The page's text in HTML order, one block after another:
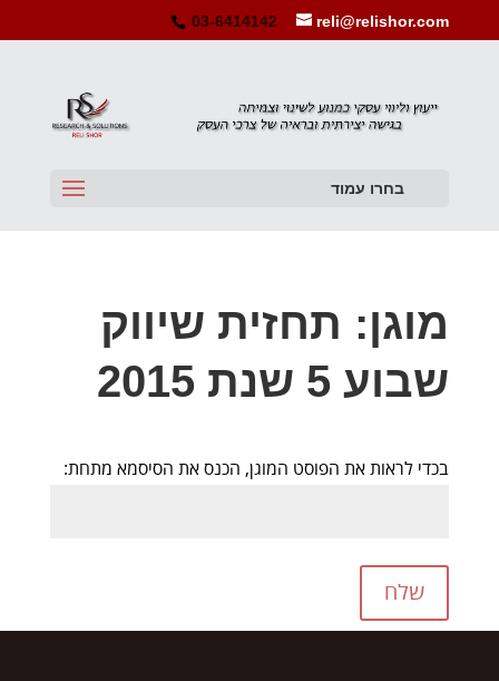
03-6414142 reli@relishor.com
בחרו עמוד
מוגן: תחזית שיווק
שבוע 5 שנת 2015
בכדי לראות את הפוסט המוגן, הכנס את הסיסמא מתחת:
שלח